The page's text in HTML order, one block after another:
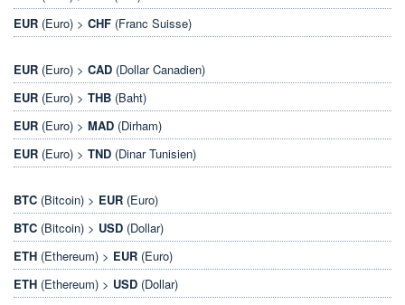
EUR (Euro) > CHF (Franc Suisse)
EUR (Euro) > CAD (Dollar Canadien)
EUR (Euro) > THB (Baht)
EUR (Euro) > MAD (Dirham)
EUR (Euro) > TND (Dinar Tunisien)
BTC (Bitcoin) > EUR (Euro)
BTC (Bitcoin) > USD (Dollar)
ETH (Ethereum) > EUR (Euro)
ETH (Ethereum) > USD (Dollar)